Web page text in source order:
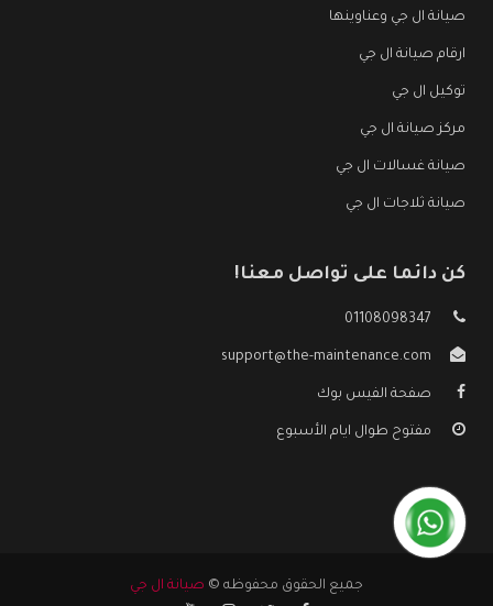
صيانة ال جي وعناوينها
ارقام صيانة ال جي
توكيل ال جي
مركز صيانة ال جي
صيانة غسالات ال جي
صيانة ثلاجات ال جي
كن دائما على تواصل معنا!
01108098347
support@the-maintenance.com
صفحة الفيس بوك
مفتوح طوال ايام الأسبوع
جميع الحقوق محفوظه © صيانة ال جي